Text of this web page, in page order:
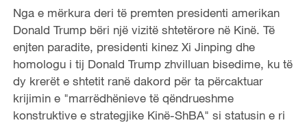
Nga e mërkura deri të premten presidenti amerikan
Donald Trump bëri një vizitë shtetërore në Kinë. Të
enjten paradite, presidenti kinez Xi Jinping dhe
homologu i tij Donald Trump zhvilluan bisedime, ku të
dy krerët e shtetit ranë dakord për ta përcaktuar
krijimin e "marrëdhënieve të qëndrueshme
konstruktive e strategjike Kinë-ShBA" si statusin e ri